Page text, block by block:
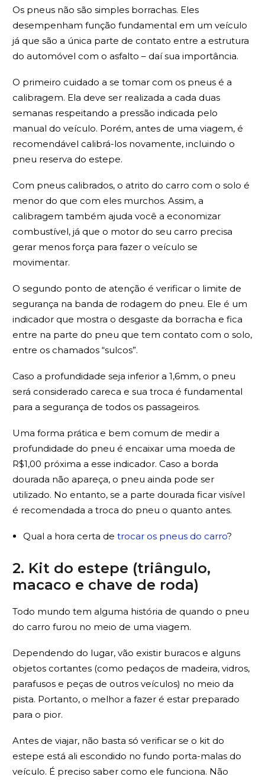
Os pneus não são simples borrachas. Eles
desempenham função fundamental em um veículo
já que são a única parte de contato entre a estrutura
do automóvel com o asfalto – daí sua importância.
O primeiro cuidado a se tomar com os pneus é a
calibragem. Ela deve ser realizada a cada duas
semanas respeitando a pressão indicada pelo
manual do veículo. Porém, antes de uma viagem, é
recomendável calibrá-los novamente, incluindo o
pneu reserva do estepe.
Com pneus calibrados, o atrito do carro com o solo é
menor do que com eles murchos. Assim, a
calibragem também ajuda você a economizar
combustível, já que o motor do seu carro precisa
gerar menos força para fazer o veículo se
movimentar.
O segundo ponto de atenção é verificar o limite de
segurança na banda de rodagem do pneu. Ele é um
indicador que mostra o desgaste da borracha e fica
entre na parte do pneu que tem contato com o solo,
entre os chamados “sulcos”.
Caso a profundidade seja inferior a 1,6mm, o pneu
será considerado careca e sua troca é fundamental
para a segurança de todos os passageiros.
Uma forma prática e bem comum de medir a
profundidade do pneu é encaixar uma moeda de
R$1,00 próxima a esse indicador. Caso a borda
dourada não apareça, o pneu ainda pode ser
utilizado. No entanto, se a parte dourada ficar visível
é recomendada a troca do pneu o quanto antes.
Qual a hora certa de trocar os pneus do carro?
2. Kit do estepe (triângulo,
macaco e chave de roda)
Todo mundo tem alguma história de quando o pneu
do carro furou no meio de uma viagem.
Dependendo do lugar, vão existir buracos e alguns
objetos cortantes (como pedaços de madeira, vidros,
parafusos e peças de outros veículos) no meio da
pista. Portanto, o melhor a fazer é estar preparado
para o pior.
Antes de viajar, não basta só verificar se o kit do
estepe está ali escondido no fundo porta-malas do
veículo. É preciso saber como ele funciona. Não